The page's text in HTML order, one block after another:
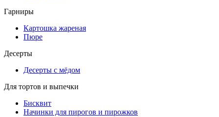
Гарниры
Картошка жареная
Пюре
Десерты
Десерты с мёдом
Для тортов и выпечки
Бисквит
Начинки для пирогов и пирожков